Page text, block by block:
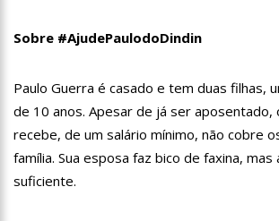
contra a Covid-19 nesta semana em
11:55 Enem só em 2022, tem 3,3 milhões de
no Brasil
11:32 Engenheiro é o segundo brasileiro a
agora:
11:07 Ucrânia recupera cerca de 20% do
Sobre #AjudePaulodoDindin
Paulo Guerra é casado e tem duas filhas,
de 10 anos. Apesar de já ser aposentado,
recebe, de um salário mínimo, não cobre
família. Sua esposa faz bico de faxina, mas
suficiente.